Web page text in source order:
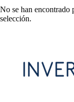
No se han encontrado
selección.